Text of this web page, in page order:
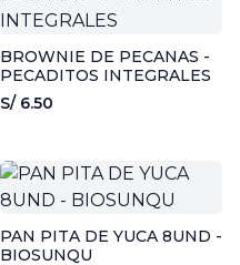
BROWNIE DE PECANAS -
PECADITOS INTEGRALES
S/ 6.50
PAN PITA DE YUCA 8UND -
BIOSUNQU